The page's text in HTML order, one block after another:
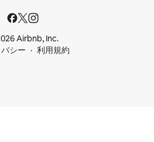
Airbnb, Inc.
シー
利用規約